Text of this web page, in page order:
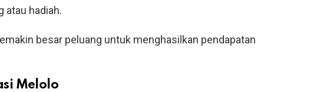
atau hadiah.
besar peluang untuk menghasilkan pendapatan
Melolo